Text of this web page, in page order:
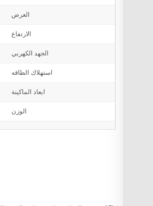
العرض
الارتفاع
الجهد الكهربي
استهلاك الطاقه
ابعاد الماكينة
الوزن